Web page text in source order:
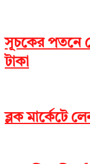
সূচকের পতনে
টাকা
ব্লক মার্কেটে